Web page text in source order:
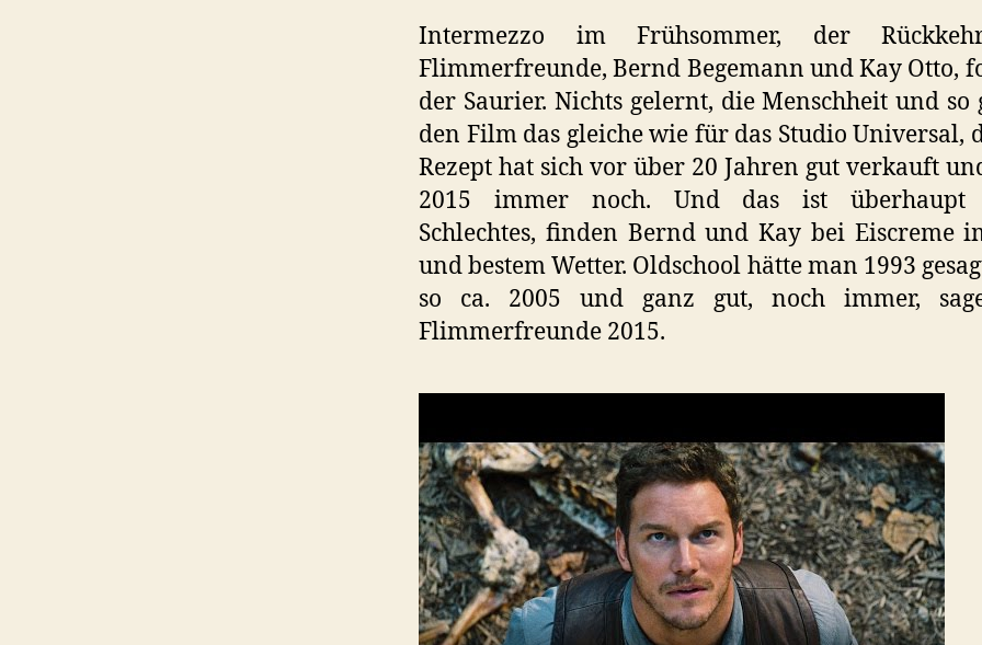
Intermezzo im Frühsommer, der
Flimmerfreunde, Bernd Begemann und Kay Otto,
der Saurier. Nichts gelernt, die Menschheit und
den Film das gleiche wie für das Studio Universal,
Rezept hat sich vor über 20 Jahren gut verkauft
2015 immer noch. Und das ist überhaupt
Schlechtes, finden Bernd und Kay bei Eiscreme
und bestem Wetter. Oldschool hätte man 1993
so ca. 2005 und ganz gut, noch immer,
Flimmerfreunde 2015.